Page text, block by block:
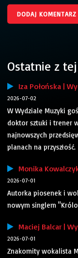
Ostatnie z
Iza Połońska |
2026-07-02
W Wydziale Muzyki
doktor sztuki i trener
najnowszych
planach na przyszłość.
Monika
2026-07-01
Autorka piosenek i
nowym singlem
Maciej Balcar |
2026-07-01
Znakomity wokalista